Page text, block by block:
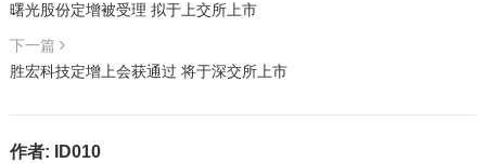
曙光股份定增被受理 拟于上交所上市
下一篇
胜宏科技定增上会获通过 将于深交所上市
作者: ID010